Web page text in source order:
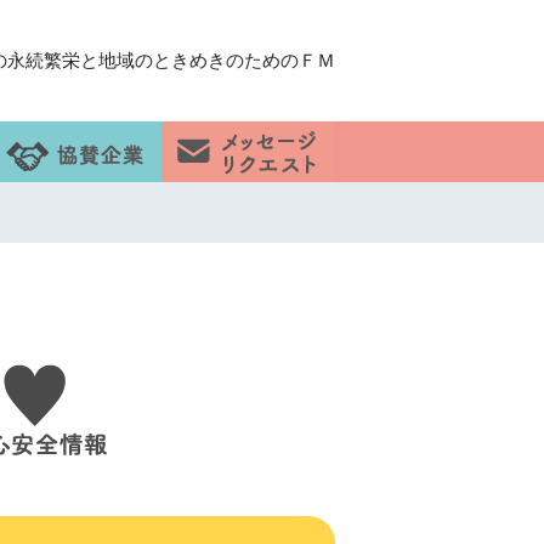
永続繁栄と地域のときめきのためのＦＭ